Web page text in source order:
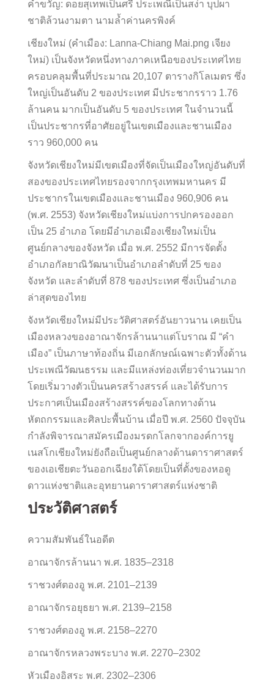
คำขวัญ: ดอยสุเทพเป็นศรี ประเพณีเป็นสง่า บุปผา
ชาติล้วนงามตา นามล้ำค่านครพิงค์
เชียงใหม่ (คำเมือง: Lanna-Chiang Mai.png เจียง
ใหม่) เป็นจังหวัดหนึ่งทางภาคเหนือของประเทศไทย
ครอบคลุมพื้นที่ประมาณ 20,107 ตารางกิโลเมตร ซึ่ง
ใหญ่เป็นอันดับ 2 ของประเทศ มีประชากรราว 1.76
ล้านคน มากเป็นอันดับ 5 ของประเทศ ในจำนวนนี้
เป็นประชากรที่อาศัยอยู่ในเขตเมืองและชานเมือง
ราว 960,000 คน
จังหวัดเชียงใหม่มีเขตเมืองที่จัดเป็นเมืองใหญ่อันดับที่
สองของประเทศไทยรองจากกรุงเทพมหานคร มี
ประชากรในเขตเมืองและชานเมือง 960,906 คน
(พ.ศ. 2553) จังหวัดเชียงใหม่แบ่งการปกครองออก
เป็น 25 อำเภอ โดยมีอำเภอเมืองเชียงใหม่เป็น
ศูนย์กลางของจังหวัด เมื่อ พ.ศ. 2552 มีการจัดตั้ง
อำเภอกัลยาณิวัฒนาเป็นอำเภอลำดับที่ 25 ของ
จังหวัด และลำดับที่ 878 ของประเทศ ซึ่งเป็นอำเภอ
ล่าสุดของไทย
จังหวัดเชียงใหม่มีประวัติศาสตร์อันยาวนาน เคยเป็น
เมืองหลวงของอาณาจักรล้านนาแต่โบราณ มี “คำ
เมือง” เป็นภาษาท้องถิ่น มีเอกลักษณ์เฉพาะตัวทั้งด้าน
ประเพณีวัฒนธรรม และมีแหล่งท่องเที่ยวจำนวนมาก
โดยเริ่มวางตัวเป็นนครสร้างสรรค์ และได้รับการ
ประกาศเป็นเมืองสร้างสรรค์ของโลกทางด้าน
หัตถกรรมและศิลปะพื้นบ้าน เมื่อปี พ.ศ. 2560 ปัจจุบัน
กำลังพิจารณาสมัครเมืองมรดกโลกจากองค์การยู
เนสโกเชียงใหม่ยังถือเป็นศูนย์กลางด้านดาราศาสตร์
ของเอเชียตะวันออกเฉียงใต้โดยเป็นที่ตั้งของหอดู
ดาวแห่งชาติและอุทยานดาราศาสตร์แห่งชาติ
ประวัติศาสตร์
ความสัมพันธ์ในอดีต
อาณาจักรล้านนา พ.ศ. 1835–2318
ราชวงศ์ตองอู พ.ศ. 2101–2139
อาณาจักรอยุธยา พ.ศ. 2139–2158
ราชวงศ์ตองอู พ.ศ. 2158–2270
อาณาจักรหลวงพระบาง พ.ศ. 2270–2302
หัวเมืองอิสระ พ.ศ. 2302–2306